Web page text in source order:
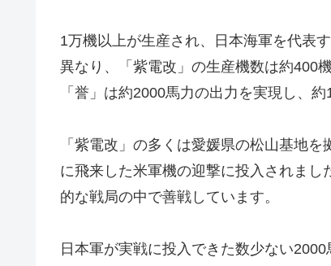
1万機以上が生産され、日本海軍を代表
異なり、「紫電改」の生産機数は約400
「誉」は約2000馬力の出力を実現し、
「紫電改」の多くは愛媛県の松山基地
に飛来した米軍機の迎撃に投入されま
的な戦局の中で善戦しています。
日本軍が実戦に投入できた数少ない